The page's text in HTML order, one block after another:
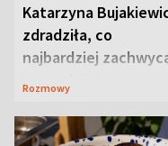
Katarzyna
zdradziła, co
najbardziej
ją w Lublinie
Rozmowy